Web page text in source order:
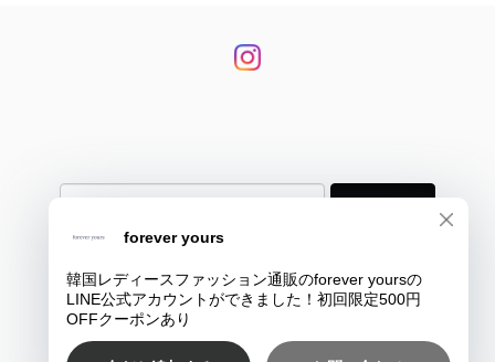
プライバシーポリシー
特定商取引法に基づく表記
COPYRIGHT © 韓国大人レディースファッション通販のforever yours